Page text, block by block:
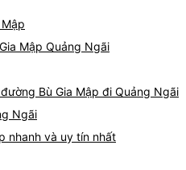
Mập Quảng Ngãi
Bù Gia Mập đi Quảng Ngãi
Ngãi
nhanh và uy tín nhất